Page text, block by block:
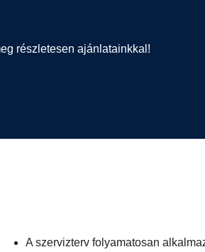
részletesen ajánlatainkkal!
A szervizterv folyamatosan